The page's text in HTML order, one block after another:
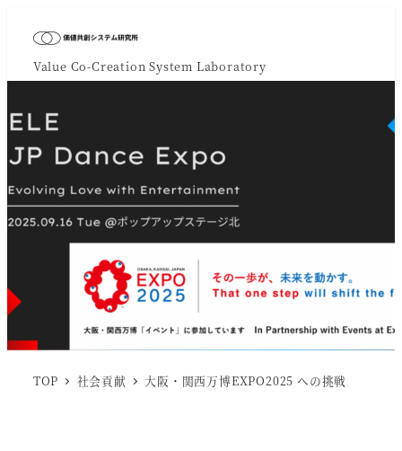
Value Co-Creation System Laboratory
TOP 社会貢献 大阪・関西万博EXPO2025 への挑戦